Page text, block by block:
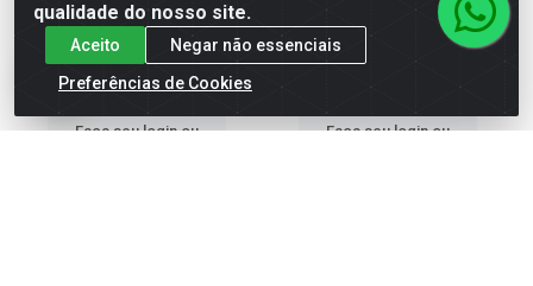
Código: 555622
Embalagem: Unidade
Caixa contém 12 unidade(s)
EAN: 7897900315678
Faça seu login ou
Código: 555619
Embalagem: Unidade
Caixa contém 24 unidade(s)
EAN: 7897900315685
Faça seu login ou
qualidade do nosso site.
Aceito
Negar não essenciais
Preferências de Cookies